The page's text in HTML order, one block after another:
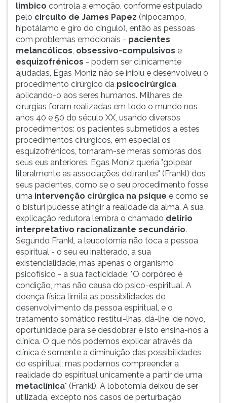
límbico controla a emoção, conforme estipulado
pelo circuito de James Papez (hipocampo,
hipotálamo e giro do cíngulo), então as pessoas
com problemas emocionais - pacientes
melancólicos, obsessivo-compulsivos e
esquizofrénicos - podem ser clinicamente
ajudadas, Egas Moniz não se inibiu e desenvolveu o
procedimento cirúrgico da psicocirúrgica,
aplicando-o aos seres humanos. Milhares de
cirurgias foram realizadas em todo o mundo nos
anos 40 e 50 do século XX, usando diversos
procedimentos: os pacientes submetidos a estes
procedimentos cirúrgicos, em especial os
esquizofrénicos, tornaram-se meras sombras dos
seus eus anteriores. Egas Moniz queria "golpear
literalmente as associações delirantes" (Frankl) dos
seus pacientes, como se o seu procedimento fosse
uma intervenção cirúrgica na psique e como se
o bisturi pudesse atingir a realidade da alma. A sua
explicação redutora lembra o chamado delírio
interpretativo racionalizante secundário.
Segundo Frankl, a leucotomia não toca a pessoa
espiritual - o seu eu inalterado, a sua
existencialidade, mas apenas o organismo
psicofísico - a sua facticidade: "O corpóreo é
condição, mas não causa do psico-espiritual. A
doença física limita as possibilidades de
desenvolvimento da pessoa espiritual, e o
tratamento somático restitui-lhas, dá-lhe, de novo,
oportunidade para se desdobrar e isto ensina-nos a
clínica. O que nós podemos explicar através da
clínica é somente a diminuição das possibilidades
do espiritual; mas podemos compreender a
realidade do espiritual unicamente a partir de uma
metaclínica" (Frankl). A lobotomia deixou de ser
utilizada, excepto nos casos de perturbação